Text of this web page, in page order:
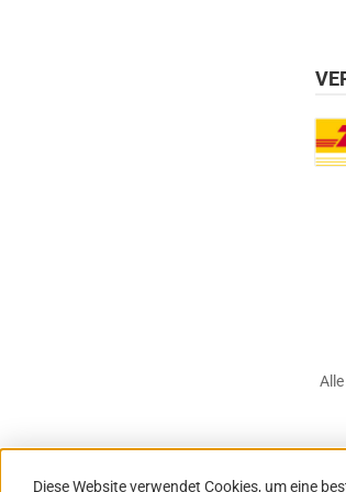
Diese Website verwendet Cookies, um eine